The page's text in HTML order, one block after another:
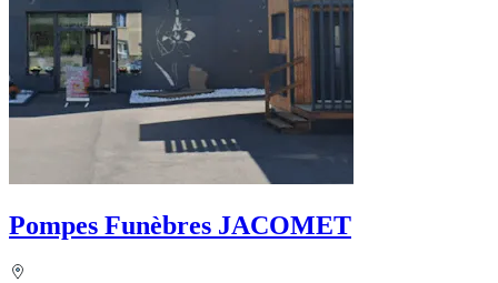
Pompes Funèbres JACOMET